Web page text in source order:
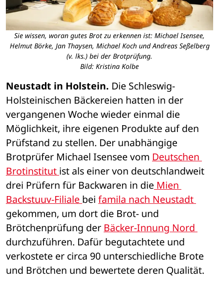
Sie wissen, woran gutes Brot zu erkennen ist: Michael Isensee,
Helmut Börke, Jan Thaysen, Michael Koch und Andreas Seßelberg
(v. lks.) bei der Brotprüfung.
Bild: Kristina Kolbe
Neustadt in Holstein. Die Schleswig-
Holsteinischen Bäckereien hatten in der
vergangenen Woche wieder einmal die
Möglichkeit, ihre eigenen Produkte auf den
Prüfstand zu stellen. Der unabhängige
Brotprüfer Michael Isensee vom Deutschen
Brotinstitut ist als einer von deutschlandweit
drei Prüfern für Backwaren in die Mien
Backstuuv-Filiale bei
gekommen, um dort die Brot- und
Brötchenprüfung der
durchzuführen. Dafür begutachtete und
verkostete er circa 90 unterschiedliche Brote
und Brötchen und bewertete deren Qualität.